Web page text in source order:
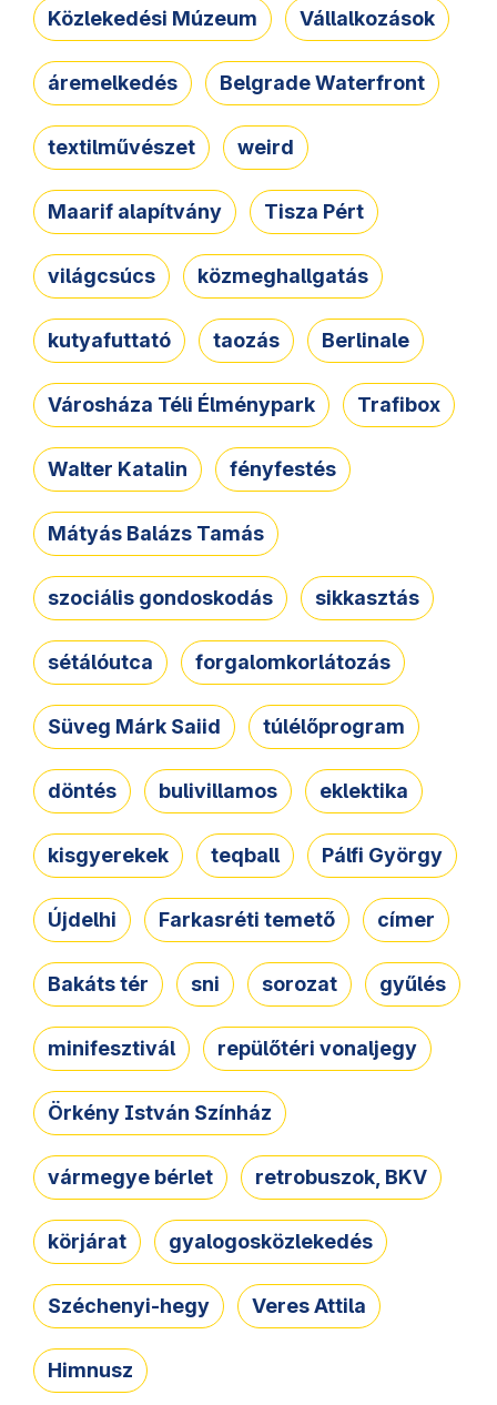
Közlekedési Múzeum Vállalkozások
áremelkedés Belgrade Waterfront
textilművészet weird
Maarif alapítvány Tisza Pért
világcsúcs közmeghallgatás
kutyafuttató taozás Berlinale
Városháza Téli Élménypark Trafibox
Walter Katalin fényfestés
Mátyás Balázs Tamás
szociális gondoskodás sikkasztás
sétálóutca forgalomkorlátozás
Süveg Márk Saiid túlélőprogram
döntés bulivillamos eklektika
kisgyerekek teqball Pálfi György
Újdelhi Farkasréti temető címer
Bakáts tér sni sorozat gyűlés
minifesztivál repülőtéri vonaljegy
Örkény István Színház
vármegye bérlet retrobuszok, BKV
körjárat gyalogosközlekedés
Széchenyi-hegy Veres Attila
Himnusz